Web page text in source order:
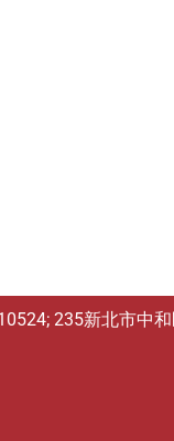
235新北市中